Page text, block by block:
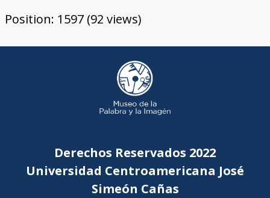
Position: 1597(92 views)
Derechos Reservados 2022
Universidad Centroamericana José
Simeón Cañas